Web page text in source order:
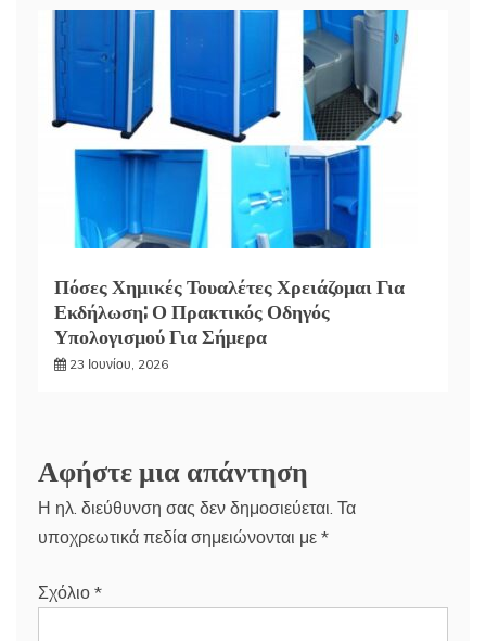
Πόσες Χημικές Τουαλέτες Χρειάζομαι Για
Εκδήλωση; Ο Πρακτικός Οδηγός
Υπολογισμού Για Σήμερα
23 Ιουνίου, 2026
Αφήστε μια απάντηση
Η ηλ. διεύθυνση σας δεν δημοσιεύεται. Τα
υποχρεωτικά πεδία σημειώνονται με *
Σχόλιο *